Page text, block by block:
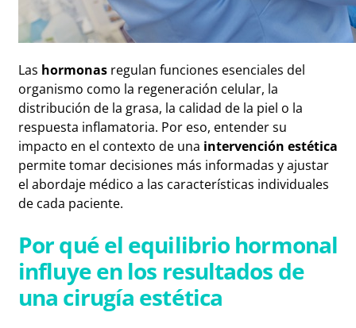
Las hormonas regulan funciones esenciales del
organismo como la regeneración celular, la
distribución de la grasa, la calidad de la piel o la
respuesta inflamatoria. Por eso, entender su
impacto en el contexto de una intervención estética
permite tomar decisiones más informadas y ajustar
el abordaje médico a las características individuales
de cada paciente.
Por qué el equilibrio hormonal
influye en los resultados de
una cirugía estética